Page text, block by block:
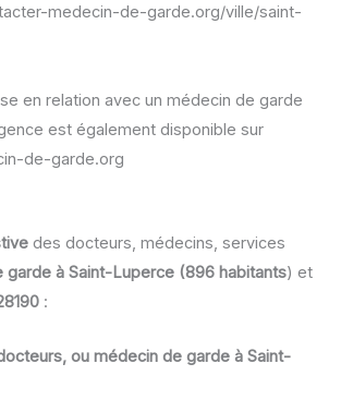
medecin-de-garde.org/ville/saint-
en relation avec un médecin de garde
est également disponible sur
de-garde.org
des docteurs, médecins, services
garde à Saint-Luperce (896 habitants) et
:
ou médecin de garde à Saint-